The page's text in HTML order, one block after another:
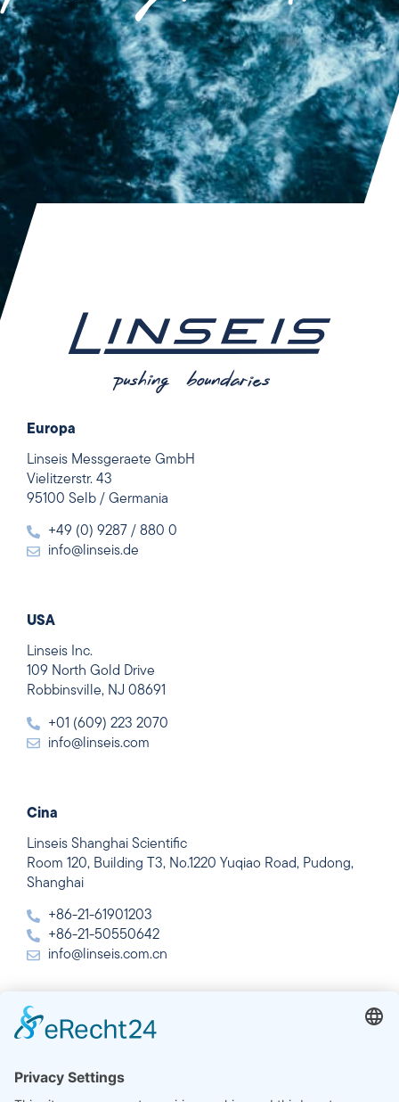
Europa
Linseis Messgeraete GmbH
Vielitzerstr. 43
95100 Selb / Germania
+49 (0) 9287 / 880 0
info@linseis.de
USA
Linseis Inc.
109 North Gold Drive
Robbinsville, NJ 08691
+01 (609) 223 2070
info@linseis.com
Cina
Linseis Shanghai Scientific
Room 120, Building T3, No.1220 Yuqiao Road, Pudong,
Shanghai
+86-21-61901203
+86-21-50550642
info@linseis.com.cn
India
Plot 65, 2nd Floor, Sai Enclave,